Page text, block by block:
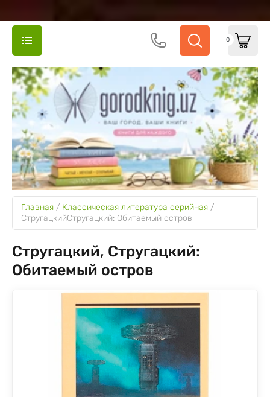
0
Главная / Классическая литература серийная
СтругацкийСтругацкий: Обитаемый остров
Стругацкий, Стругацкий:
Обитаемый остров